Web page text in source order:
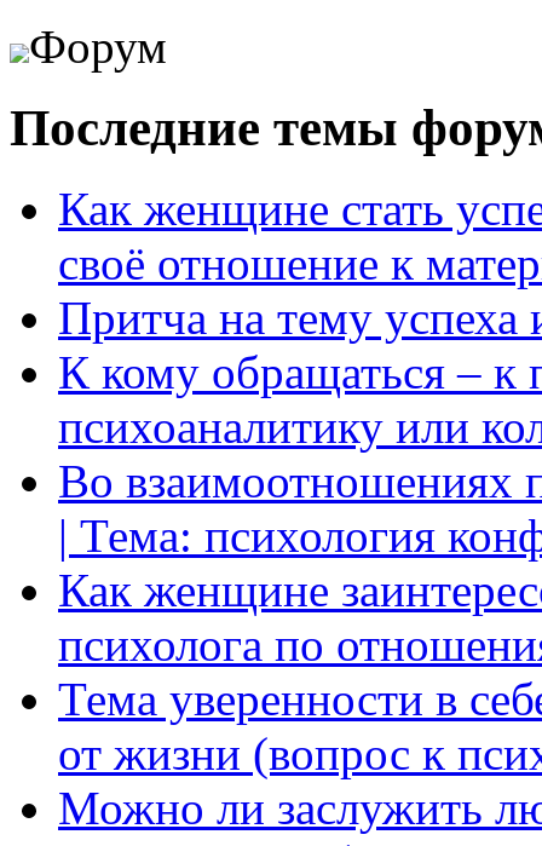
Форум
Последние темы
Как женщине стать
своё отношение к
Притча на тему успеха
К кому обращаться – к
психоаналитику или
Во взаимоотношениях
| Тема: психология
Как женщине
психолога по
Тема уверенности в
от жизни (вопрос к
Можно ли заслужить